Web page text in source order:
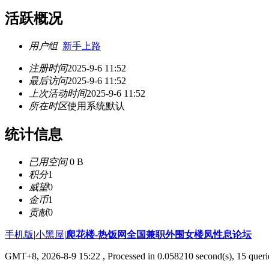
活跃概况
用户组 新手上路
注册时间2025-9-6 11:52
最后访问2025-9-6 11:52
上次活动时间2025-9-6 11:52
所在时区使用系统默认
统计信息
已用空间0 B
积分1
威望0
金币1
贡献0
手机版|小黑屋|爬花楼-热饭网全国兼职外围女楼凤性息论坛
GMT+8, 2026-8-9 15:22 , Processed in 0.058210 second(s), 15